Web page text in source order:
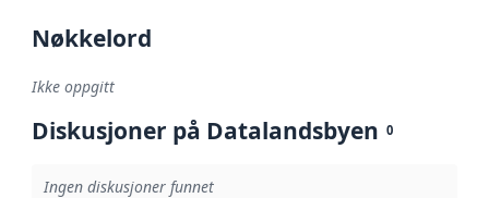
Nøkkelord
Ikke oppgitt
Diskusjoner på Datalandsbyen 0
Ingen diskusjoner funnet